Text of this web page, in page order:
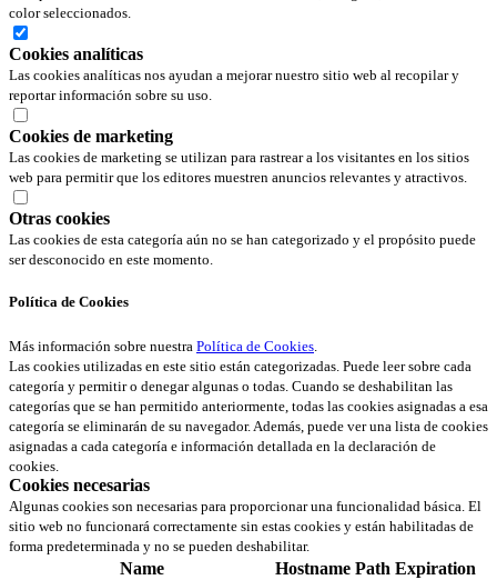
color seleccionados.
Cookies analíticas
Las cookies analíticas nos ayudan a mejorar nuestro sitio web al recopilar y
reportar información sobre su uso.
Cookies de marketing
Las cookies de marketing se utilizan para rastrear a los visitantes en los sitios
web para permitir que los editores muestren anuncios relevantes y atractivos.
Otras cookies
Las cookies de esta categoría aún no se han categorizado y el propósito puede
ser desconocido en este momento.
Política de Cookies
Más información sobre nuestra Política de Cookies.
Las cookies utilizadas en este sitio están categorizadas. Puede leer sobre cada
categoría y permitir o denegar algunas o todas. Cuando se deshabilitan las
categorías que se han permitido anteriormente, todas las cookies asignadas a esa
categoría se eliminarán de su navegador. Además, puede ver una lista de cookies
asignadas a cada categoría e información detallada en la declaración de
cookies.
Cookies necesarias
Algunas cookies son necesarias para proporcionar una funcionalidad básica. El
sitio web no funcionará correctamente sin estas cookies y están habilitadas de
forma predeterminada y no se pueden deshabilitar.
Name Hostname Path Expiration